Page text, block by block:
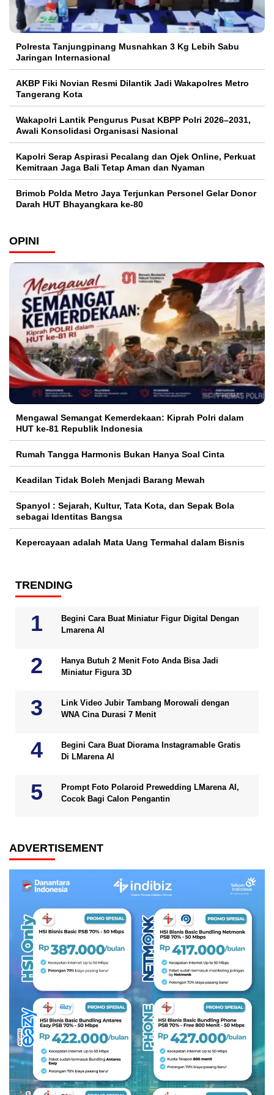
Polresta Tanjungpinang Musnahkan 3 Kg Lebih Sabu
Jaringan Internasional
AKBP Fiki Novian Resmi Dilantik Jadi Wakapolres Metro
Tangerang Kota
Wakapolri Lantik Pengurus Pusat KBPP Polri 2026–2031,
Awali Konsolidasi Organisasi Nasional
Kapolri Serap Aspirasi Pecalang dan Ojek Online, Perkuat
Kemitraan Jaga Bali Tetap Aman dan Nyaman
Brimob Polda Metro Jaya Terjunkan Personel Gelar Donor
Darah HUT Bhayangkara ke-80
OPINI
Mengawal Semangat Kemerdekaan: Kiprah Polri dalam
HUT ke-81 Republik Indonesia
Rumah Tangga Harmonis Bukan Hanya Soal Cinta
Keadilan Tidak Boleh Menjadi Barang Mewah
Spanyol : Sejarah, Kultur, Tata Kota, dan Sepak Bola
sebagai Identitas Bangsa
Kepercayaan adalah Mata Uang Termahal dalam Bisnis
TRENDING
Begini Cara Buat Miniatur Figur Digital Dengan
Lmarena AI
Hanya Butuh 2 Menit Foto Anda Bisa Jadi
Miniatur Figura 3D
Link Video Jubir Tambang Morowali dengan
WNA Cina Durasi 7 Menit
Begini Cara Buat Diorama Instagramable Gratis
Di LMarena AI
Prompt Foto Polaroid Prewedding LMarena AI,
Cocok Bagi Calon Pengantin
ADVERTISEMENT